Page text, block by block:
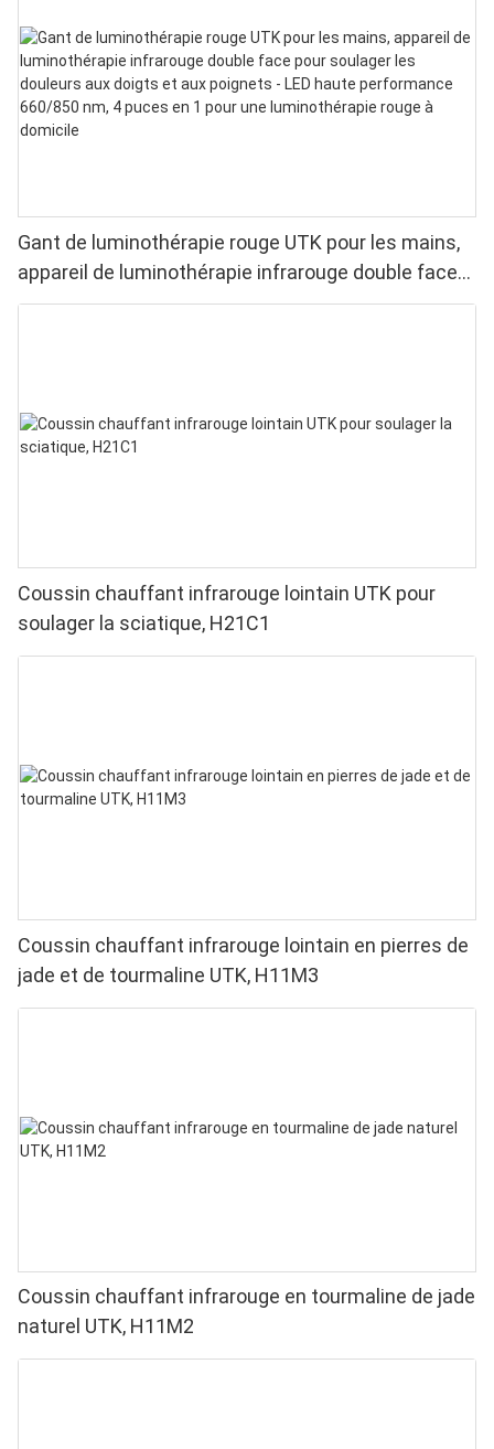
Gant de luminothérapie rouge UTK pour les mains,
appareil de luminothérapie infrarouge double face
pour soulager les douleurs aux doigts et aux
Coussin chauffant infrarouge lointain UTK pour
soulager la sciatique, H21C1
Coussin chauffant infrarouge lointain en pierres de
jade et de tourmaline UTK, H11M3
Coussin chauffant infrarouge en tourmaline de jade
naturel UTK, H11M2